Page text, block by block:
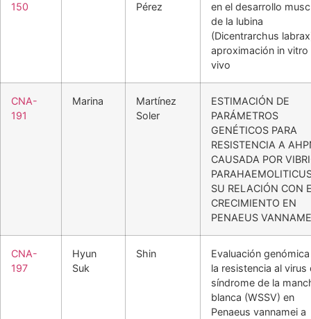
150
Pérez
en el desarrollo
de la lubina
(Dicentrarchus
aproximación in vitro
vivo
CNA-
191
Marina
Martínez
Soler
ESTIMACIÓN DE
PARÁMETROS
GENÉTICOS PARA
RESISTENCIA A
CAUSADA POR
SU RELACIÓN CON
CRECIMIENTO EN
PENAEUS
CNA-
197
Hyun
Suk
Shin
Evaluación
la resistencia al virus
síndrome de la
blanca (WSSV) en
Penaeus vannamei a